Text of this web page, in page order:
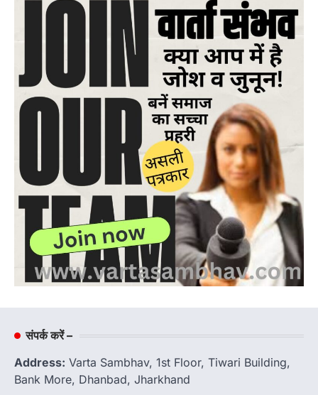
संपर्क करें –
Address: Varta Sambhav, 1st Floor, Tiwari Building,
Bank More, Dhanbad, Jharkhand